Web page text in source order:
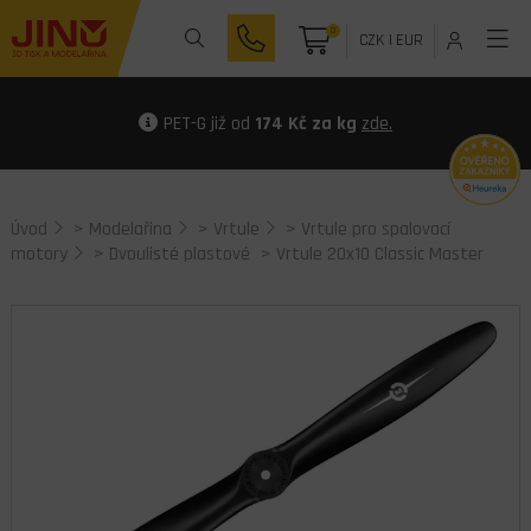
0 CZK| EUR
PET-G již od 174 Kč za kg zde.
Úvod > Modelařina > Vrtule > Vrtule pro spalovací
motory
> Dvoulisté plastové > Vrtule 20x10 Classic Master